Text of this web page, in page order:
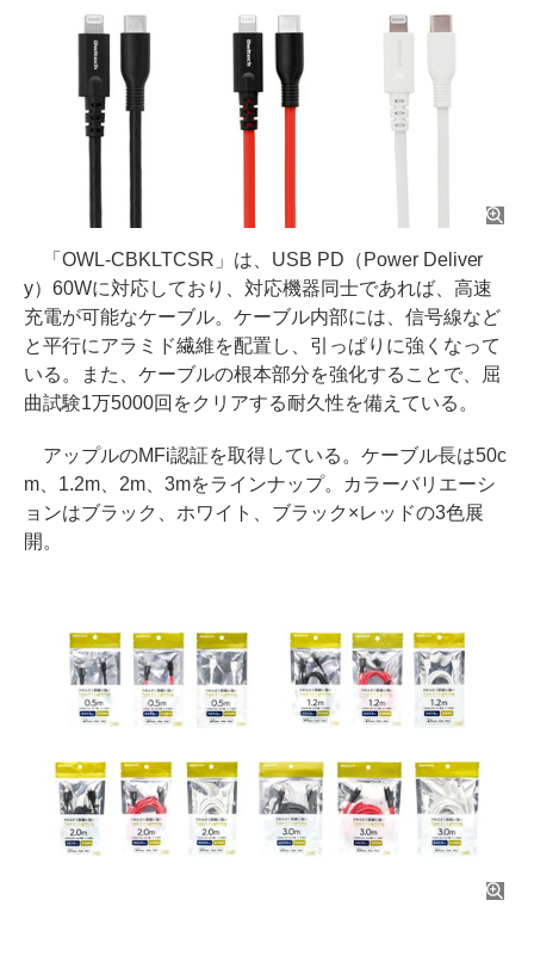
「OWL-CBKLTCSR」は、USB PD（Power Deliver
y）60Wに対応しており、対応機器同士であれば、高速
充電が可能なケーブル。ケーブル内部には、信号線など
と平行にアラミド繊維を配置し、引っぱりに強くなって
いる。また、ケーブルの根本部分を強化することで、屈
曲試験1万5000回をクリアする耐久性を備えている。
アップルのMFi認証を取得している。ケーブル長は50c
m、1.2m、2m、3mをラインナップ。カラーバリエーシ
ョンはブラック、ホワイト、ブラック×レッドの3色展
開。